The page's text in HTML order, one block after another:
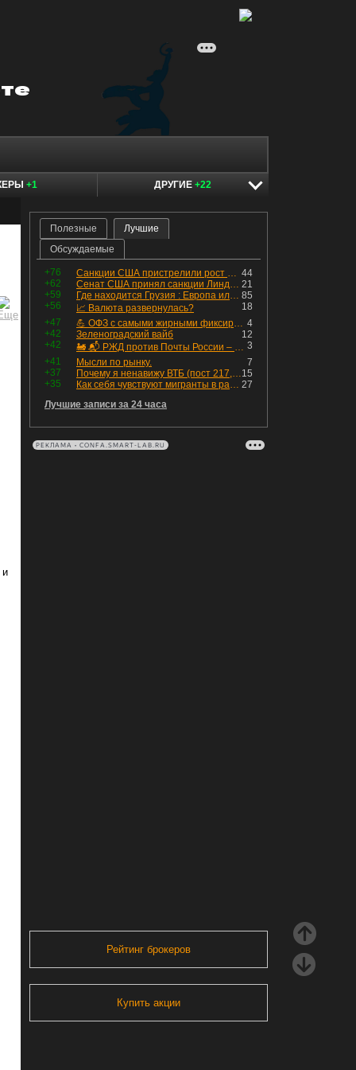
+1 ДРУГИЕ +22
и
Полезные
Лучшие
Обсуждаемые
+76 44
Санкции США пристрелили рост акций в России
+62
21
Сенат США принял санкции Линдси Грэма против России
+59
85
Где находится Грузия : Европа или Азия
+56
18
📈 Валюта развернулась?
+47
4
💪 ОФЗ с самыми жирными фиксированными купонами
+42
12
Зеленоградский вайб
+42
3
🚂 📬 РЖД против Почты России – Какие облигации выбрать?
+41
7
Мысли по рынку.
+37
15
Почему я ненавижу ВТБ (пост 217, 12+)
+35
27
Как себя чувствуют мигранты в раю, в который они так стремились
Лучшие записи за 24 часа
РЕКЛАМА • CONFA.SMART-LAB.RU
Рейтинг брокеров
Купить акции